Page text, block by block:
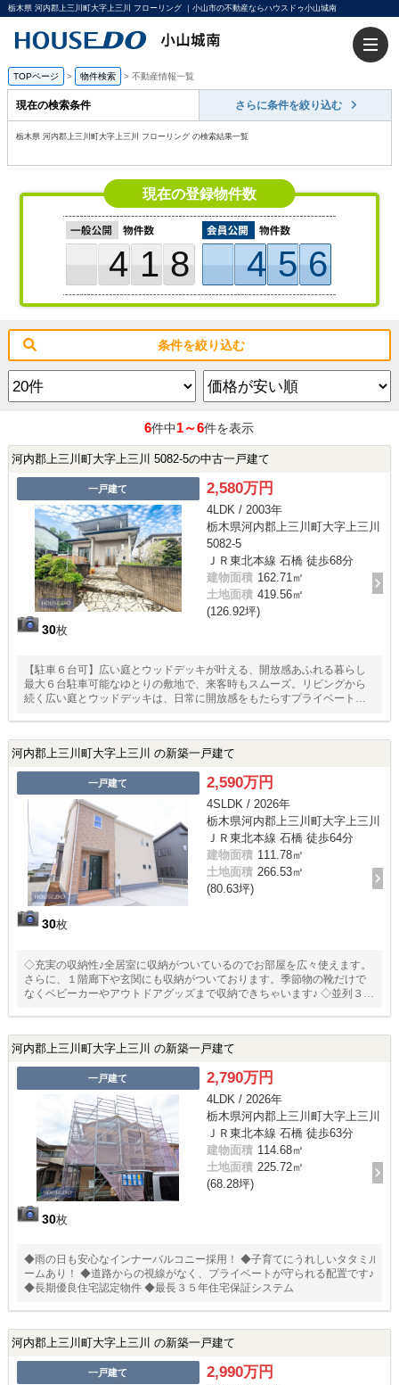
栃木県 河内郡上三川町大字上三川 フローリング ｜小山市の不動産ならハウスドゥ小山城南
TOPページ > 物件検索 > 不動産情報一覧
現在の検索条件 さらに条件を絞り込む
栃木県 河内郡上三川町大字上三川 フローリング の検索結果一覧
現在の登録物件数
418 456
条件を絞り込む
6件中1～6件を表示
河内郡上三川町大字上三川 5082-5の中古一戸建て
一戸建て
30枚
2,580万円
4LDK / 2003年
栃木県河内郡上三川町大字上三川
5082-5
ＪＲ東北本線 石橋 徒歩68分
建物面積 162.71㎡
土地面積 419.56㎡
(126.92坪)
【駐車６台可】広い庭とウッドデッキが叶える、開放感あふれる暮らし
最大６台駐車可能なゆとりの敷地で、来客時もスムーズ。リビングから
続く広い庭とウッドデッキは、日常に開放感をもたらすプライベート空
客間やリモートワーク等、ライフスタイルに合わせて多目的に活用可能
です。
河内郡上三川町大字上三川 の新築一戸建て
一戸建て
30枚
2,590万円
4SLDK / 2026年
栃木県河内郡上三川町大字上三川
ＪＲ東北本線 石橋 徒歩64分
建物面積 111.78㎡
土地面積 266.53㎡
(80.63坪)
◇充実の収納性♪全居室に収納がついているのでお部屋を広々使えます。
さらに、１階廊下や玄関にも収納がついております。季節物の靴だけで
なくベビーカーやアウトドアグッズまで収納できちゃいます♪ ◇並列３台
スムーズになり、朝や夜の入れ替えがなくなります♪ご夫婦の２台分のほ
か、１台分は来客用としても使えます
河内郡上三川町大字上三川 の新築一戸建て
一戸建て
30枚
2,790万円
4LDK / 2026年
栃木県河内郡上三川町大字上三川
ＪＲ東北本線 石橋 徒歩63分
建物面積 114.68㎡
土地面積 225.72㎡
(68.28坪)
◆雨の日も安心なインナーバルコニー採用！ ◆子育てにうれしいタタミル
ームあり！ ◆道路からの視線がなく、プライベートが守られる配置です♪
◆長期優良住宅認定物件 ◆最長３５年住宅保証システム
河内郡上三川町大字上三川 の新築一戸建て
一戸建て 2,990万円